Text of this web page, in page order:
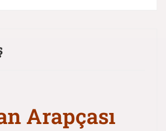
Arapçası